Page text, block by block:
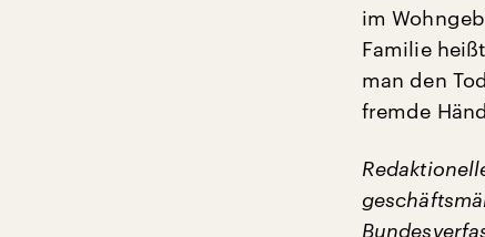
im
Familie
man den
fremde